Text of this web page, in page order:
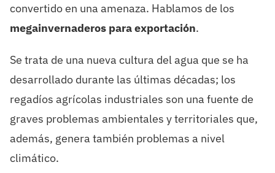
convertido en una amenaza. Hablamos de los
megainvernaderos para exportación.
Se trata de una nueva cultura del agua que se ha
desarrollado durante las últimas décadas; los
regadíos agrícolas industriales son una fuente de
graves problemas ambientales y territoriales que,
además, genera también problemas a nivel
climático.